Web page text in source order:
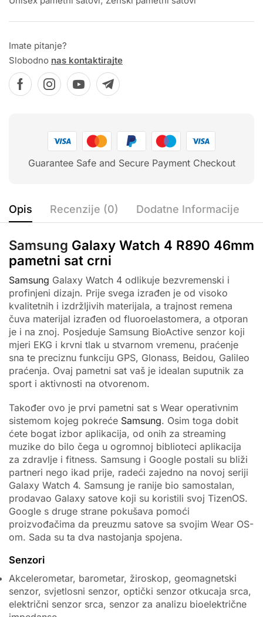
Imate pitanje?
Slobodno nas kontaktirajte
Guarantee Safe and Secure Payment Checkout
Opis Recenzije (0) Dodatne Informacije
Samsung Galaxy Watch 4 R890 46mm
pametni sat crni
Samsung Galaxy Watch 4 odlikuje bezvremenski i
profinjeni dizajn. Prije svega izrađen je od visoko
kvalitetnih i izdržljivih materijala, a trajnost remena
čuva materijal izrađen od fluoroelastomera, a otporan
je i na znoj. Posjeduje Samsung BioActive senzor koji
mjeri EKG i krvni tlak u stvarnom vremenu, praćenje
sna te preciznu funkciju GPS, Glonass, Beidou, Galileo
praćenja. Ovaj pametni sat vaš je idealan suputnik za
sport i aktivnosti na otvorenom.
Također ovo je prvi pametni sat s Wear operativnim
sistemom kojeg pokreće Samsung. Osim toga dobit
ćete bogat izbor aplikacija, od onih za streaming
muzike do bilo čega u ogromnoj biblioteci aplikacija
za zdravlje i fitness. Samsung i Google postali su bliži
partneri nego ikad prije, radeći zajedno na novoj seriji
Galaxy Watch 4. Samsung je ranije bio samostalan,
prodavao Galaxy satove koji su koristili svoj TizenOS.
Google s druge strane pokušava pomoći
proizvođačima da preuzmu satove sa svojim Wear OS-
om. Sada su ta dva nastojanja spojena.
Senzori
Akcelerometar, barometar, žiroskop, geomagnetski
senzor, svjetlosni senzor, optički senzor otkucaja srca,
električni senzor srca, senzor za analizu bioelektrične